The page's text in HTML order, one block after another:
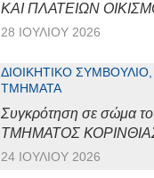
ΚΑΙ ΠΛΑΤΕΙΩΝ
28 ΙΟΥΛΊΟΥ 2026
ΔΙΟΙΚΗΤΙΚΌ ΣΥΜΒΟΎΛΙΟ,
ΤΜΉΜΑΤΑ
Συγκρότηση σε σώμα
ΤΜΗΜΑΤΟΣ
24 ΙΟΥΛΊΟΥ 2026